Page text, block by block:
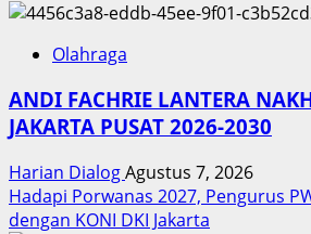
Olahraga
ANDI FACHRIE LANTERA
JAKARTA PUSAT 2026-2030
Harian DialogAgustus 7, 2026
Hadapi Porwanas 2027, Pengurus
dengan KONI DKI Jakarta